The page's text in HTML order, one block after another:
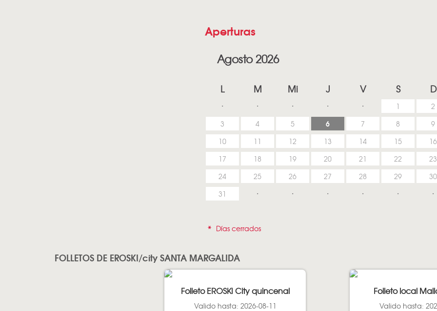
Aperturas
Agosto 2026
L M Mi J V S D
1
2
3
4 5 6 7 8
9
10
11 12 13 14 15
16
17
18 19 20 21 22
23
24
25 26 27 28 29
30
31
* Días cerrados
FOLLETOS DE EROSKI/city SANTA MARGALIDA
Folleto EROSKI City quincenal
Valido hasta: 2026-08-11
Folleto local
Valido hasta: